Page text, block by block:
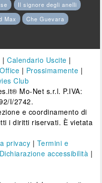
Il signore degli anelli
Max
Che Guevara
|Calendario Uscite |
| Prossimamente |
Club
Mo-Net s.r.l. P.IVA:
I/2742.
e coordinamento di
i diritti riservati. È vietata
privacy | Termini e
Dichiarazione accessibilità |